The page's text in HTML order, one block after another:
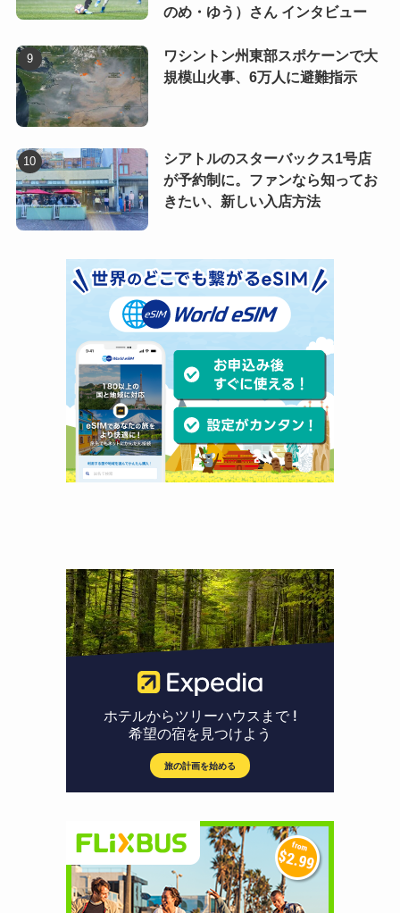
のめ・ゆう）さん インタビュー
ワシントン州東部スポケーンで大
規模山火事、6万人に避難指示
シアトルのスターバックス1号店
が予約制に。ファンなら知ってお
きたい、新しい入店方法